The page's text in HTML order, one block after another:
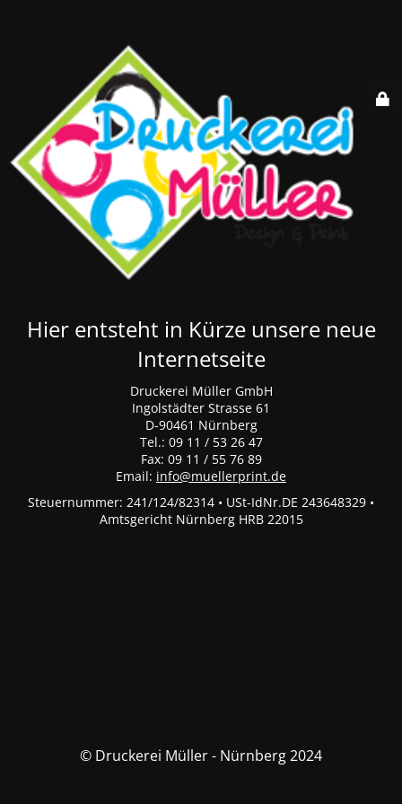
Hier entsteht in Kürze unsere neue
Internetseite
Druckerei Müller GmbH
Ingolstädter Strasse 61
D-90461 Nürnberg
Tel.: 09 11 / 53 26 47
Fax: 09 11 / 55 76 89
Email: info@muellerprint.de
Steuernummer: 241/124/82314 • USt-IdNr.DE 243648329 •
Amtsgericht Nürnberg HRB 22015
© Druckerei Müller - Nürnberg 2024